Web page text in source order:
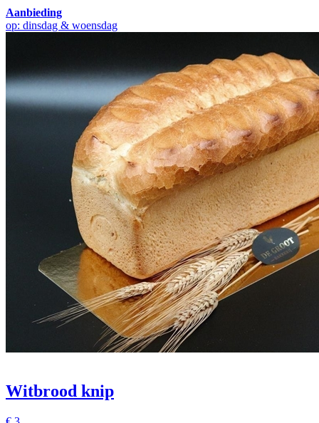
Aanbieding
op: dinsdag & woensdag
Witbrood knip